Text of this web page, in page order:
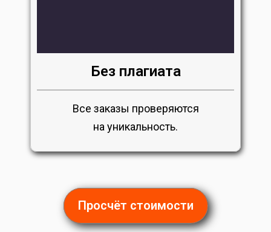
Без плагиата
Все заказы проверяются
на уникальность.
Просчёт стоимости